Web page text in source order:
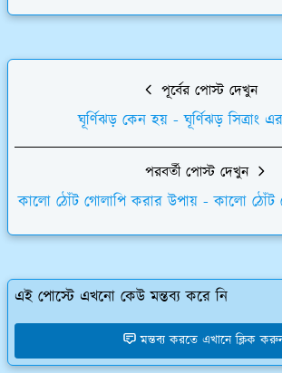
পূর্বের পোস্ট দেখুন
ঘূর্ণিঝড় কেন হয় - ঘূর্ণিঝড় সিত্রাং
পরবর্তী পোস্ট দেখুন
কালো ঠোঁট গোলাপি করার উপায় - কালো ঠোঁট
এই পোস্টে এখনো কেউ মন্তব্য করে নি
মন্তব্য করতে এখানে ক্লিক